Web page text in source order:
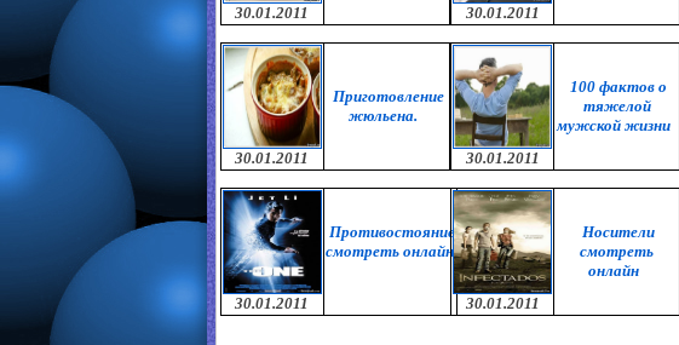
30.01.2011
30.01.2011
30.01.2011
Приготовление
жюльена.
30.01.2011
100 фактов о
тяжелой
мужской жизни
30.01.2011
Противостояние
смотреть онлайн
30.01.2011
Носители
смотреть
онлайн